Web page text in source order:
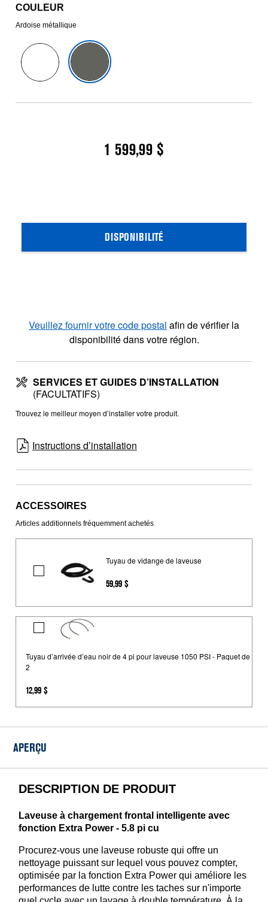
COULEUR
Ardoise métallique
1 599,99 $
DISPONIBILITÉ
Veuillez fournir votre code postal afin de vérifier la
disponibilité dans votre région.
SERVICES ET GUIDES D’INSTALLATION
(FACULTATIFS)
Trouvez le meilleur moyen d’installer votre produit.
Instructions d’installation
ACCESSOIRES
Articles additionnels fréquemment achetés
Tuyau
de
laveuse
Tuyau de vidange de laveuse
59,99 $
Tuyau
d’arrivée
d’eau
de
pour
laveuse
PSI
-
de
2
Tuyau d’arrivée d’eau noir de 4 pi pour laveuse 1050 PSI - Paquet de
2
12,99 $
APERÇU
DESCRIPTION DE PRODUIT
Laveuse à chargement frontal intelligente avec
fonction Extra Power - 5.8 pi cu
Procurez-vous une laveuse robuste qui offre un
nettoyage puissant sur lequel vous pouvez compter,
optimisée par la fonction Extra Power qui améliore les
performances de lutte contre les taches sur n'importe